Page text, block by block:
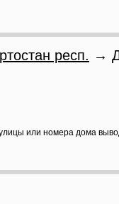
респ. →
или номера дома